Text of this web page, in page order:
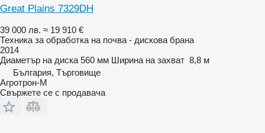
Great Plains 7329DH
39 000 лв. ≈ 19 910 €
Техника за обработка на почва - дискова брана
2014
Диаметър на диска 560 мм Ширина на захват 8,8 м
България, Търговище
Агротрон-М
Свържете се с продавача